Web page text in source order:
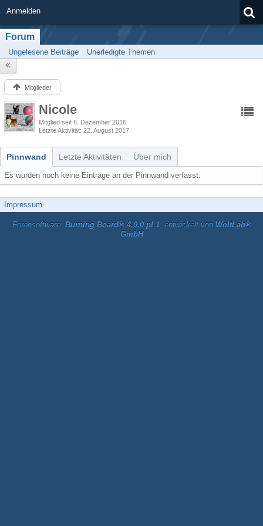
Anmelden
Forum
Ungelesene Beiträge Unerledigte Themen
Mitglieder
Nicole
Mitglied seit 6. Dezember 2016
Letzte Aktivität 22. August 2017
Pinnwand Letzte Aktivitäten Über mich
Es wurden noch keine Einträge an der Pinnwand verfasst.
Impressum
Forensoftware: Burning Board® 4.0.0 pl 1, entwickelt von WoltLab®
GmbH